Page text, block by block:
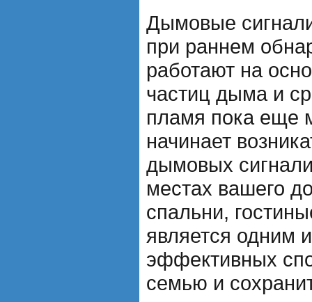
Дымовые
при раннем
работают на
частиц дыма и
пламя пока еще
начинает
дымовых
местах вашего
спальни,
является одним
эффективных
семью и